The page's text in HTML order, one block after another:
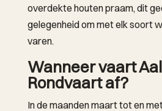
overdekte houten praam, dit
gelegenheid om met elk soort
varen.
Wanneer vaart
Rondvaart af?
In de maanden maart tot en